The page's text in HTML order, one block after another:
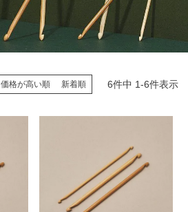
価格が高い順 新着順 6件中 1-6件表示